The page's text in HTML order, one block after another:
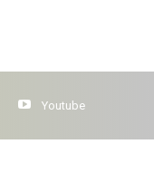
Youtube